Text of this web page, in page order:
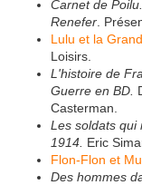
Carnet de
Renefer .
Lulu et la
Loisirs.
L'histoire de
Guerre en BD.
Casterman.
Les soldats qui
1914. Eric
Flon-Flon et
Des hommes